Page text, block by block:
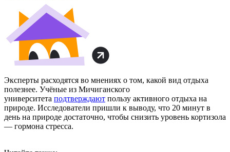
Эксперты расходятся во мнениях о том, какой вид отдыха
полезнее. Учёные из Мичиганского
университета подтверждают пользу активного отдыха на
природе. Исследователи пришли к выводу, что 20 минут в
день на природе достаточно, чтобы снизить уровень кортизола
— гормона стресса.